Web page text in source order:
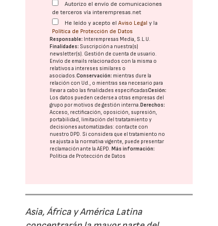
Autorizo el envío de comunicaciones
de terceros vía interempresas.net
He leído y acepto elAviso Legal y la
Política de Protección de Datos
Responsable: Interempresas Media, S.L.U.
Finalidades: Suscripción a nuestra(s)
newsletter(s). Gestión de cuenta de usuario.
Envío de emails relacionados con la misma o
relativos a intereses similares o
asociados.Conservación: mientras dure la
relación con Ud., o mientras sea necesario para
llevar a cabo las finalidades especificadasCesión:
Los datos pueden cederse a otras empresas del
grupo por motivos de gestión interna. Derechos:
Acceso, rectificación, oposición, supresión,
portabilidad, limitación del tratatamiento y
decisiones automatizadas: contacte con
nuestro DPD. Si considera que el tratamiento no
se ajusta a la normativa vigente, puede presentar
reclamación ante laAEPD. Más información:
Política de Protección de Datos
Asia, África y América Latina